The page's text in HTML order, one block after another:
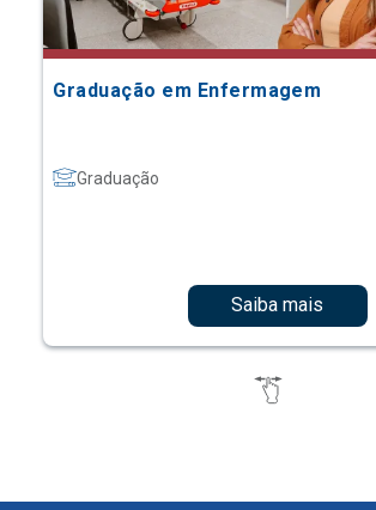
Graduação em Enfermagem
Graduação
Saiba mais